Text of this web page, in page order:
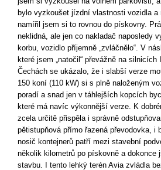
bylo vyzkoušet jízdní vlastnosti vozidla a
namířil jsem si to rovnou do pískovny.
neklidná, ale jen co nakladač naposledy
korbu, vozidlo příjemně „zvláčnělo“. V
které jsem „natočil“ převážně na
Čechách se ukázalo, že i slabší verze
150 koní (110 kW) si s plně naloženým
poradí a snad jen v táhlejších kopcích
které má navíc výkonnější verze. K
zcela určitě přispěla i správně
pětistupňová přímo řazená převodovka, i
nosič kontejnerů patří mezi stavební
několik kilometrů po pískovně a dokonce
stavbu. I tento lehký terén Avia zvládla